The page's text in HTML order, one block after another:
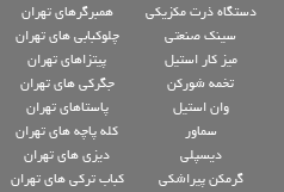
دستگاه ذرت مکزیکی
سینک صنعتی
میز کار استیل
تخمه شورکن
وان استیل
سماور
دیسپلی
گرمکن پیراشکی
همبرگرهای تهران
چلوکبابی های تهران
پیتزاهای تهران
جگرکی های تهران
پاستاهای تهران
کله پاچه های تهران
دیزی های تهران
کباب ترکی های تهران